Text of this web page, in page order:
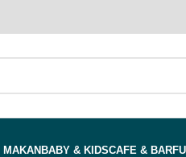
MAKAN BABY & KIDSCAFE & BAR